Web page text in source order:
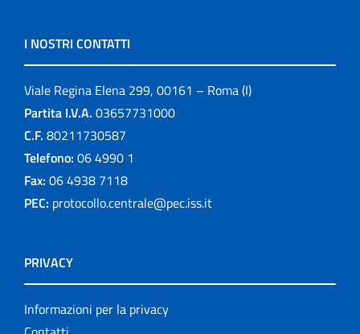
I NOSTRI CONTATTI
Viale Regina Elena 299, 00161 – Roma (I)
Partita I.V.A. 03657731000
C.F. 80211730587
Telefono: 06 4990 1
Fax: 06 4938 7118
PEC: protocollo.centrale@pec.iss.it
PRIVACY
Informazioni per la privacy